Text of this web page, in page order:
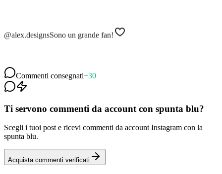
@travel.vibesAdoro il tuo lavoro
Scegli i tuoi post e ricevi commenti da account Instagram con la
spunta blu.
Acquista commenti verificati